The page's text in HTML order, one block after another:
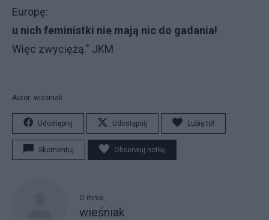
Europę:
u nich feministki nie mają nic do gadania!
Więc zwyciężą." JKM
Autor: wieśniak
Udostępnij Udostępnij Lubię to!
Skomentuj Obserwuj notkę
O mnie
wieśniak